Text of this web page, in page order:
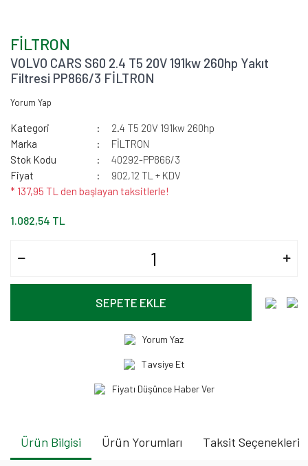
FİLTRON
VOLVO CARS S60 2.4 T5 20V 191kw 260hp Yakıt
Filtresi PP866/3 FİLTRON
Yorum Yap
Kategori
2.4 T5 20V 191kw 260hp
Marka
FİLTRON
Stok Kodu
40292-PP866/3
Fiyat
902,12 TL + KDV
* 137,95 TL den başlayan taksitlerle!
1.082,54 TL
SEPETE EKLE
Yorum Yaz
Tavsiye Et
Fiyatı Düşünce Haber Ver
Ürün Bilgisi Ürün Yorumları Taksit Seçenekleri